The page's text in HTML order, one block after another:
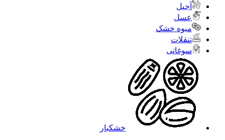
آجیل
عسل
میوه خشک
تنقلات
سوغاتی
خشکبار